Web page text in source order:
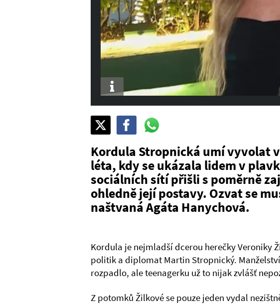
Info
Pošli
na
Pošli
na
FacebookWhatsAppu
Kordula Stropnická umí vyvolat
léta, kdy se ukázala lidem v
sociálních sítí přišli s poměrně
ohledně její postavy. Ozvat se
naštvaná Agáta Hanychová.
Kordula je nejmladší dcerou herečky Veroniky
politik a diplomat Martin Stropnický.
rozpadlo, ale teenagerku už to nijak zvlášť
Z potomků Žilkové se pouze jeden vydal